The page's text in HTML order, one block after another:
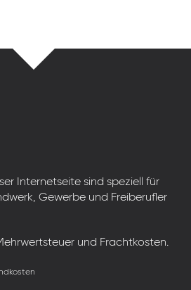
Internetseite sind speziell für
Gewerbe und Freiberufler
und Frachtkosten.